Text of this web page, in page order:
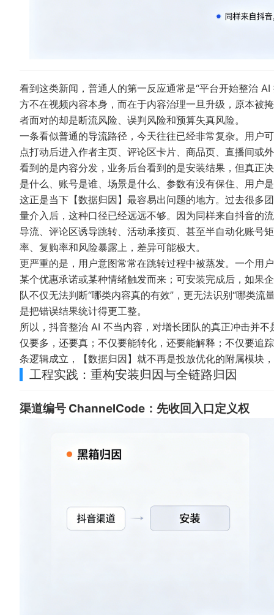
看到这类新闻，普通人的第一反应通常是“平台开始整治
方不在视频内容本身，而在于内容治理一旦升级，原本被
者面对的却是断流风险、误判风险和预算失真风险。
一条看似普通的导流路径，今天往往已经非常复杂。用户
点打动后进入作者主页、评论区卡片、商品页、直播间
看到的是内容分发，业务后台看到的是安装结果，但真正
是什么、账号是谁、场景是什么、参数有没有保住、用户
这正是当下【数据归因】最容易出问题的地方。过去很多
量介入后，这种口径已经远远不够。因为同样来自抖音的
导流、评论区诱导跳转、活动承接页、甚至半自动化账号
率、复购率和风险暴露上，差异可能极大。
更严重的是，用户意图常常在跳转过程中被蒸发。一个用
某个优惠承诺或某种情绪触发而来；可安装完成后，如果
队不仅无法判断“哪类内容真的有效”，更无法识别“哪类
是把错误结果统计得更工整。
所以，抖音整治 AI 不当内容，对增长团队的真正冲击并
仅要多，还要真；不仅要能转化，还要能解释；不仅要追
条逻辑成立，【数据归因】就不再是投放优化的附属模块
工程实践：重构安装归因与全链路归因
渠道编号 ChannelCode：先收回入口定义权